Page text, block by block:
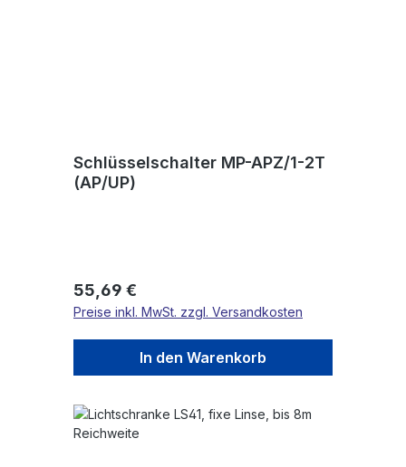
Schlüsselschalter MP-APZ/1-2T
(AP/UP)
Regulärer Preis:
55,69 €
Preise inkl. MwSt. zzgl. Versandkosten
In den Warenkorb